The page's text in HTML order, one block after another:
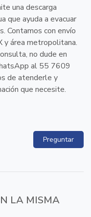
una descarga
que ayuda a evacuar
Contamos con envío
y área metropolitana.
no dude en
al 55 7609
de atenderle y
que necesite.
Preguntar
LA MISMA